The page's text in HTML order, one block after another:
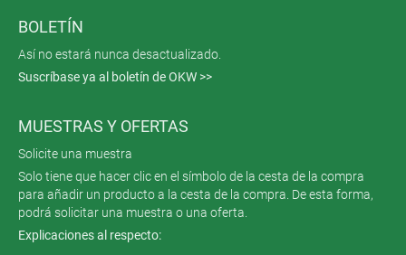
BOLETÍN
Así no estará nunca desactualizado.
Suscríbase ya al boletín de OKW >>
MUESTRAS Y OFERTAS
Solicite una muestra
Solo tiene que hacer clic en el símbolo de la cesta de la compra
para añadir un producto a la cesta de la compra. De esta forma,
podrá solicitar una muestra o una oferta.
Explicaciones al respecto: